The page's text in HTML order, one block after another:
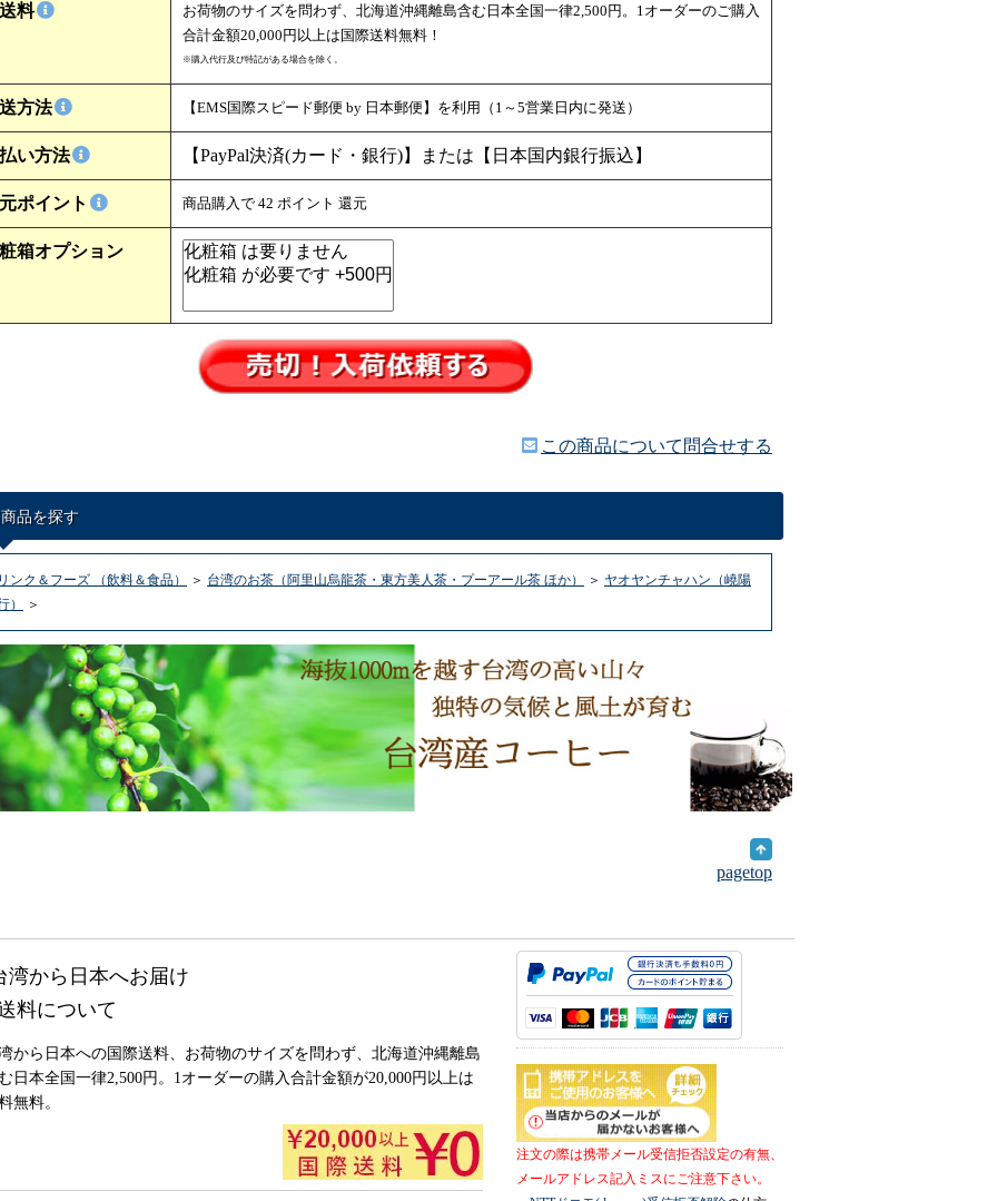
料
お荷物のサイズを問わず、北海道沖縄離島含む日本全国一律2,500円。1オーダーのご購入
合計金額20,000円以上は国際送料無料！
※購入代行及び特記がある場合を除く。
方法 【EMS国際スピード郵便 by 日本郵便】を利用（1～5営業日内に発送）
い方法 【PayPal決済(カード・銀行)】 または 【日本国内銀行振込】
ポイント 商品購入で 42 ポイント 還元
箱オプション
この商品について問合せする
品を探す
ンク＆フーズ （飲料＆食品） ＞ 台湾のお茶（阿里山烏龍茶・東方美人茶・プーアール茶 ほか） ＞ ヤオヤンチャハン（嶢陽
）
＞
pagetop
料について
から日本への国際送料、お荷物のサイズを問わず、北海道沖縄離島
日本全国一律2,500円。1オーダーの購入合計金額が20,000円以上は
無料。
注文の際は携帯メール受信拒否設定の有無、
メールアドレス記入ミスにご注意下さい。